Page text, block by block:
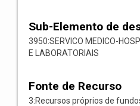
Sub-Elemento de
3950:SERVICO MEDICO-
E LABORATORIAIS
Fonte de Recurso
3:Recursos próprios de